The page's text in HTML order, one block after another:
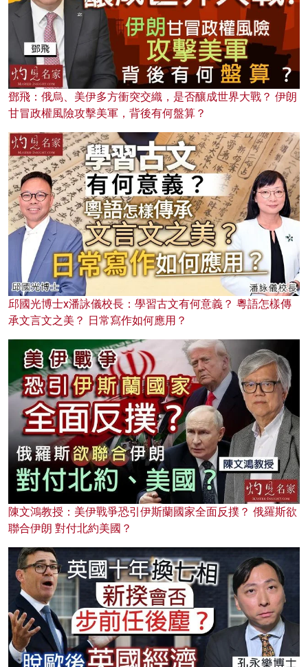
鄧飛：俄烏、美伊多方衝突交織，是否釀成世界大戰？ 伊朗
甘冒政權風險攻擊美軍，背後有何盤算？
邱國光博士x潘詠儀校長：學習古文有何意義？ 粵語怎樣傳
承文言文之美？ 日常寫作如何應用？
陳文鴻教授：美伊戰爭恐引伊斯蘭國家全面反撲？ 俄羅斯欲
聯合伊朗 對付北約美國？